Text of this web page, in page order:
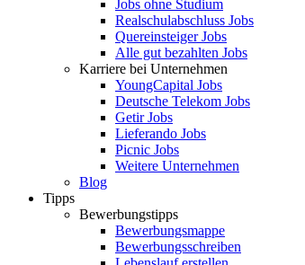
Jobs ohne Studium
Realschulabschluss Jobs
Quereinsteiger Jobs
Alle gut bezahlten Jobs
Karriere bei Unternehmen
YoungCapital Jobs
Deutsche Telekom Jobs
Getir Jobs
Lieferando Jobs
Picnic Jobs
Weitere Unternehmen
Blog
Tipps
Bewerbungstipps
Bewerbungsmappe
Bewerbungsschreiben